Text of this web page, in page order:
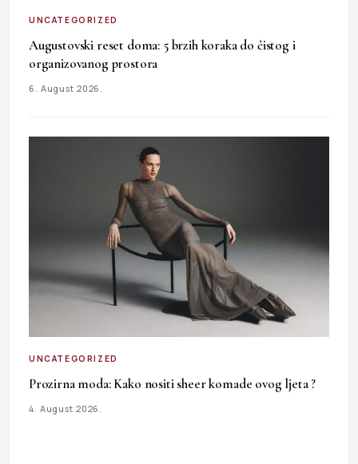
UNCATEGORIZED
Augustovski reset doma: 5 brzih koraka do čistog i
organizovanog prostora
6. August 2026.
UNCATEGORIZED
Prozirna moda: Kako nositi sheer komade ovog ljeta ?
4. August 2026.